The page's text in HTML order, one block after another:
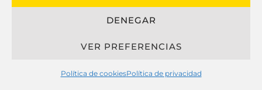
DENEGAR
VER PREFERENCIAS
Política de cookiesPolítica de privacidad
Al hablar sobre cocinas a medida, es
herrajes, acabados en madera y